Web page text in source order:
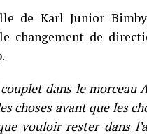
de Karl Junior
changement de
dans le
choses avant que les
vouloir rester dans